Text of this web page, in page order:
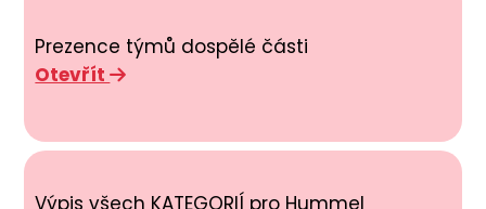
Prezence týmů dospělé části
Otevřít
Výpis všech KATEGORIÍ pro Hummel